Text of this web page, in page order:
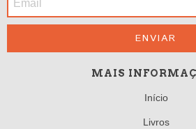
MAIS
Início
Livros